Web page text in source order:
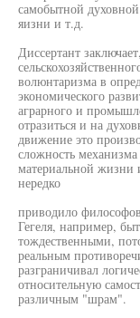
самобытной
яизни и т.д.
Диссертант
волюнтаризма в
экономического
аграрного и
отразиться и на
движение это
сложность
материальной жизни
нередко
приводило
Гегеля, например,
тождественными,
реальным
разграничивал
относительную
различным "шрам".